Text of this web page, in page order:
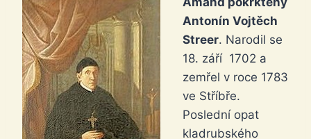
Antonín Vojtěch
Streer. Narodil se
18. září 1702 a
zemřel v roce 1783
ve Stříbře.
Poslední opat
kladrubského